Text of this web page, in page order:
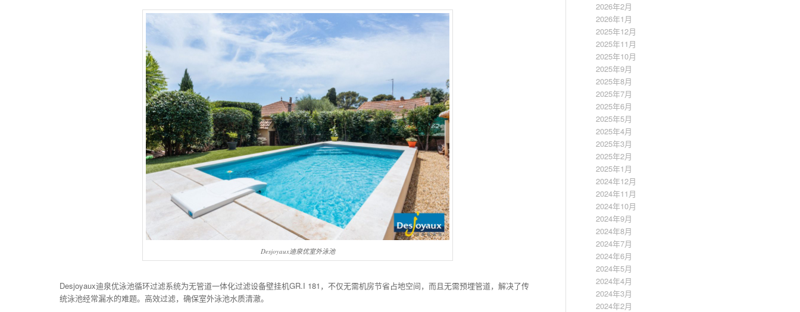
Desjoyaux迪泉优室外泳池
Desjoyaux迪泉优泳池循环过滤系统为无管道一体化过滤设备壁挂机GR.I 181，不仅无需机房节省占地空间，而且无需预埋管道，解决了传
统泳池经常漏水的难题。高效过滤，确保室外泳池水质清澈。
2026年2月
2026年1月
2025年12月
2025年11月
2025年10月
2025年9月
2025年8月
2025年7月
2025年6月
2025年5月
2025年4月
2025年3月
2025年2月
2025年1月
2024年12月
2024年11月
2024年10月
2024年9月
2024年8月
2024年7月
2024年6月
2024年5月
2024年4月
2024年3月
2024年2月